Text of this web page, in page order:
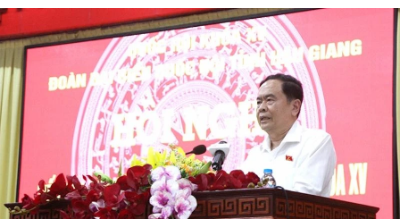
Y TẾ
KHOA HỌC - CÔNG NGHỆ
MÔI TRƯỜNG
BẠN ĐỌC
KIỂM CHỨNG THÔNG TIN